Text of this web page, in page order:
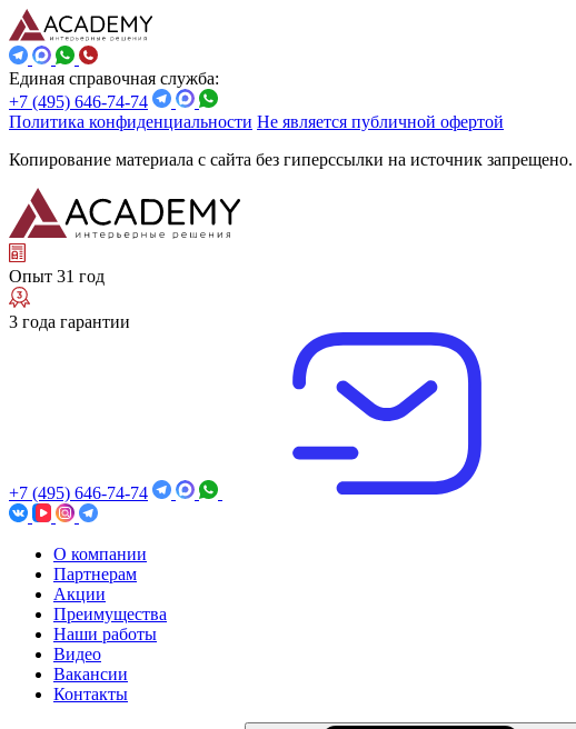
Единая справочная служба:
+7 (495) 646-74-74
Политика конфиденциальности Не является публичной офертой
Копирование материала с сайта без гиперссылки на источник запрещено.
Опыт 31 год
3 года гарантии
+7 (495) 646-74-74
О компании
Партнерам
Акции
Преимущества
Наши работы
Видео
Вакансии
Контакты